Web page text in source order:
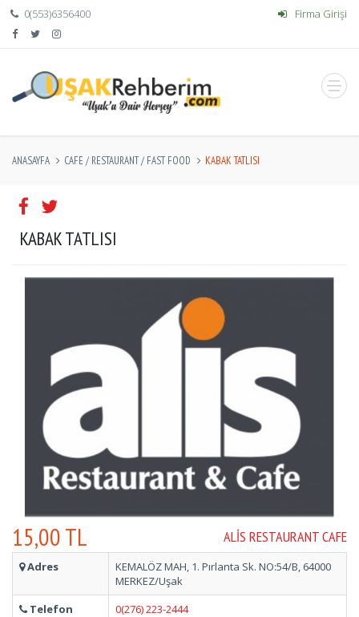
0(553)6356400 Firma Girişi
ANASAYFA CAFE / RESTAURANT / FAST FOOD KABAK TATLISI
KABAK TATLISI
ALIS RESTAURANT CAFE
15,00 TL
Adres
KEMALÖZ MAH, 1. Pırlanta Sk. NO:54/B, 64000
MERKEZ/Uşak
Telefon
0(276) 223-2444